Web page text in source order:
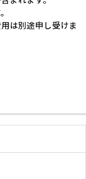
は別途申し受けま